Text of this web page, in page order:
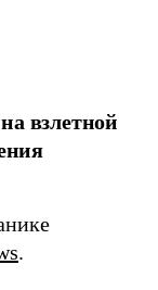
взлетной
.